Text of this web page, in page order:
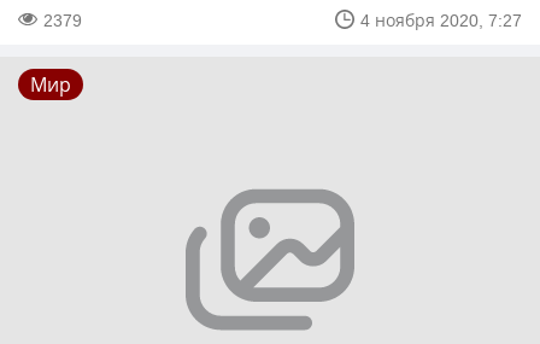
2379 4 ноября 2020, 7:27
Мир